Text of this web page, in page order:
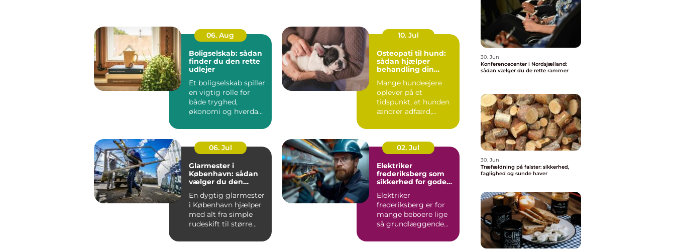
06. Aug
Boligselskab: sådan
finder du den rette
udlejer
Et boligselskab spiller
en vigtig rolle for
både tryghed,
økonomi og hverdag,
10. Jul
Osteopati til hund:
sådan hjælper
behandling din
Mange hundeejere
oplever på et
tidspunkt, at hunden
ændrer adfærd,
06. Jul
Glarmester i
København: sådan
vælger du den
En dygtig glarmester
i København hjælper
med alt fra simple
rudeskift til større...
02. Jul
Elektriker
frederiksberg som
sikkerhed for gode
Elektriker
frederiksberg er for
mange beboere lige
så grundlæggende
varmekilder og...
30. Jun
Konferencecenter i Nordsjælland:
sådan vælger du de rette rammer
30. Jun
Træfældning på falster: sikkerhed,
faglighed og sunde haver